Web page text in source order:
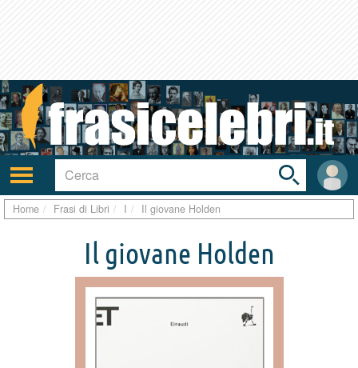
Attiva/disattiva
navigazione
User
area
Toggle
search
bar
Home Frasi di Libri I Il giovane Holden
Il giovane Holden